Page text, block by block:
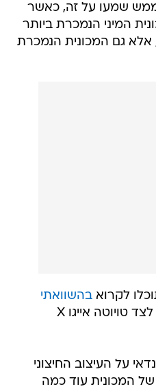
שמעו על זה, כאשר
המיני הנמכרת ביותר
יחידות, אלא גם המכונית הנמכרת
לקרואבהשוואתי
בו השתתפו לצד טויוטה אייגו X
על העיצוב החיצוני
המכונית עוד כמה